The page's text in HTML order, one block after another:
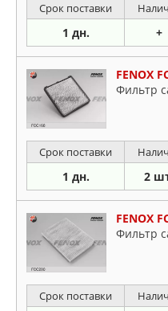
Срок поставки
1 дн. +
FENOX
Фильтр
Срок поставки
1 дн. 2
FENOX
Фильтр
Срок поставки